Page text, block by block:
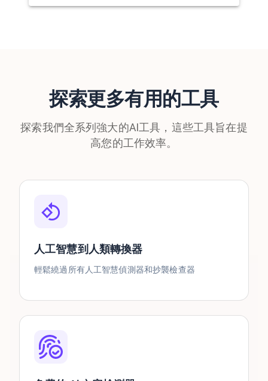
探索更多有用的工具
探索我們全系列強大的AI工具，這些工具旨在提
高您的工作效率。
人工智慧到人類轉換器
輕鬆繞過所有人工智慧偵測器和抄襲檢查器